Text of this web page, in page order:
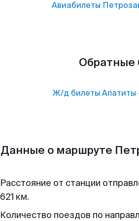
Авиабилеты
Обратные
Ж/д билеты Апатиты
Данные о маршруте
Расстояние от станции
621 км.
Количество поездов по